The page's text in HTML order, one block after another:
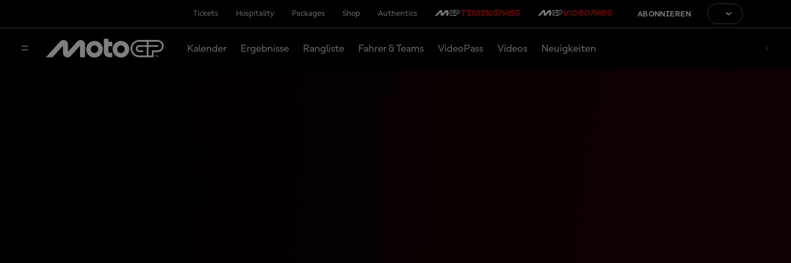
Tickets Hospitality Packages Shop Authentics ABONNIEREN
Kalender Ergebnisse Rangliste Fahrer & Teams VideoPass Videos Neuigkeiten